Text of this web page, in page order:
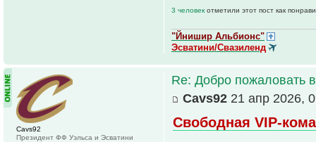
3 человек отметили этот пост как
"Йнишир Альбионс"
Эсватини/Свазиленд
Re: Добро пожаловать
Cavs92 21 апр 2026,
Свободная VIP-
Cavs92
Президент ФФ Уэльса и Эсватини